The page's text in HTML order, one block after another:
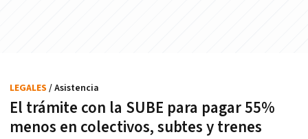
El trámite con la SUBE para pagar 55%
menos en colectivos, subtes y trenes
LEGALES / Asistencia